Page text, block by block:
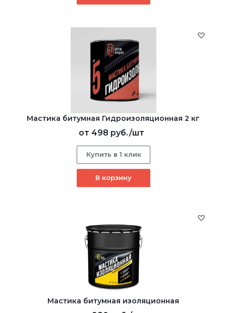
Мастика битумная Гидроизоляционная 2 кг
от 498 руб./шт
Купить в 1 клик
В корзину
Мастика битумная изоляционная